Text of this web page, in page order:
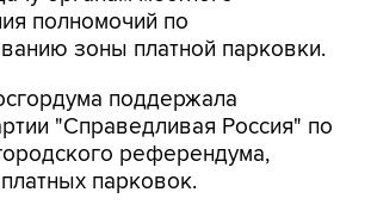
полномочий по
зоны платной парковки.
поддержала
"Справедливая Россия" по
референдума,
парковок.